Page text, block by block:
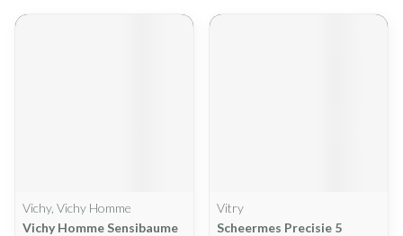
Vichy, Vichy Homme
Vichy Homme Sensibaume
Vitry
Scheermes Precisie 5